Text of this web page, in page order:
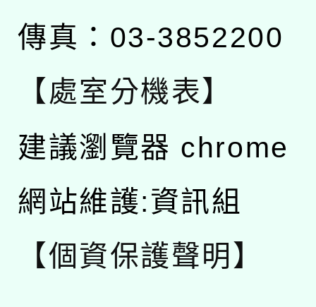
傳真：03-3852200
【處室分機表】
建議瀏覽器 chrome
網站維護:資訊組
【個資保護聲明】